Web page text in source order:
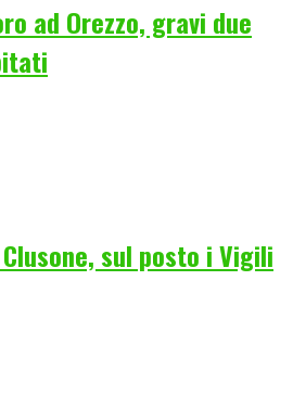
ad Orezzo, gravi due
sul posto i Vigili